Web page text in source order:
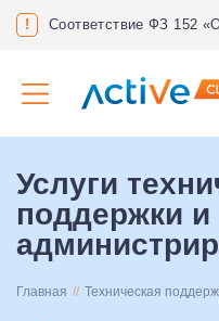
! Соответствие ФЗ 152
Услуги
поддержки и
Главная Техническая